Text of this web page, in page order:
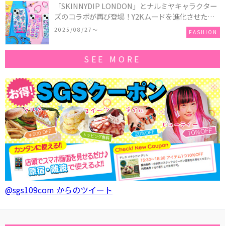
「SKINNYDIP LONDON」とナルミヤキャラクター
ズのコラボが再び登場！Y2Kムードを進化させた新
作コレクションを発売♪
2025/08/27〜 FASHION
SEE MORE
@sgs109com からのツイート